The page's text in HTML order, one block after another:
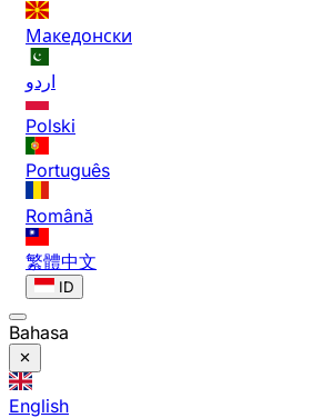
Македонски
اردو
Polski
Português
Română
繁體中文
ID
Bahasa
English